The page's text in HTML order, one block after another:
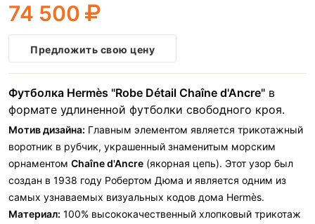
74 500
Предложить свою цену
Футболка Hermès "Robe Détail Chaîne d'Ancre" в
формате удлиненной футболки свободного кроя.
Мотив дизайна: Главным элементом является трикотажный
воротник в рубчик, украшенный знаменитым морским
орнаментом Chaîne d'Ancre (якорная цепь). Этот узор был
создан в 1938 году Робертом Дюма и является одним из
самых узнаваемых визуальных кодов дома Hermès.
Материал: 100% высококачественный хлопковый трикотаж